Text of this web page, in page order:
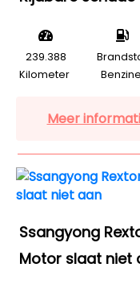
239.388
Kilometer
Benzine
Meer
Ssangyong
Motor slaat niet